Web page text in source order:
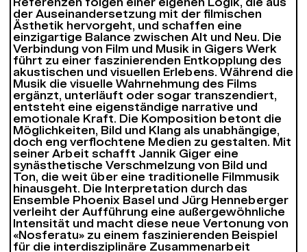
Referenzen folgen einer eigenen Logik, die aus
der Auseinandersetzung mit der filmischen
Ästhetik hervorgeht, und schaffen eine
einzigartige Balance zwischen Alt und Neu. Die
Verbindung von Film und Musik in Gigers Werk
führt zu einer faszinierenden Entkopplung des
akustischen und visuellen Erlebens. Während die
Musik die visuelle Wahrnehmung des Films
ergänzt, unterläuft oder sogar transzendiert,
entsteht eine eigenständige narrative und
emotionale Kraft. Die Komposition betont die
Möglichkeiten, Bild und Klang als unabhängige,
doch eng verflochtene Medien zu gestalten. Mit
seiner Arbeit schafft Jannik Giger eine
synästhetische Verschmelzung von Bild und
Ton, die weit über eine traditionelle Filmmusik
hinausgeht. Die Interpretation durch das
Ensemble Phoenix Basel und Jürg Henneberger
verleiht der Aufführung eine außergewöhnliche
Intensität und macht diese neue Vertonung von
«Nosferatu» zu einem faszinierenden Beispiel
für die interdisziplinäre Zusammenarbeit